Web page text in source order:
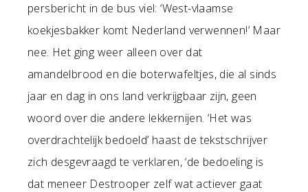
persbericht in de bus viel: ‘West-vlaamse
koekjesbakker komt Nederland verwennen!’ Maar
nee. Het ging weer alleen over dat
amandelbrood en die boterwafeltjes, die al sinds
jaar en dag in ons land verkrijgbaar zijn, geen
woord over die andere lekkernijen. ‘Het was
overdrachtelijk bedoeld’ haast de tekstschrijver
zich desgevraagd te verklaren, ‘de bedoeling is
dat meneer Destrooper zelf wat actiever gaat